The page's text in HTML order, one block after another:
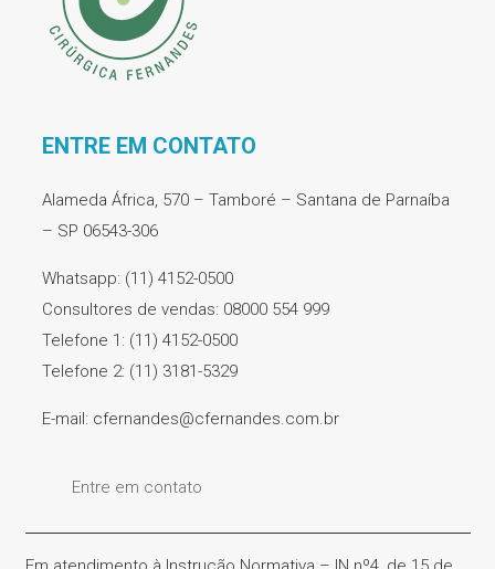
ENTRE EM CONTATO
Alameda África, 570 – Tamboré – Santana de Parnaíba
– SP 06543-306
Whatsapp: (11) 4152-0500
Consultores de vendas: 08000 554 999
Telefone 1: (11) 4152-0500
Telefone 2: (11) 3181-5329
E-mail: cfernandes@cfernandes.com.br
Entre em contato